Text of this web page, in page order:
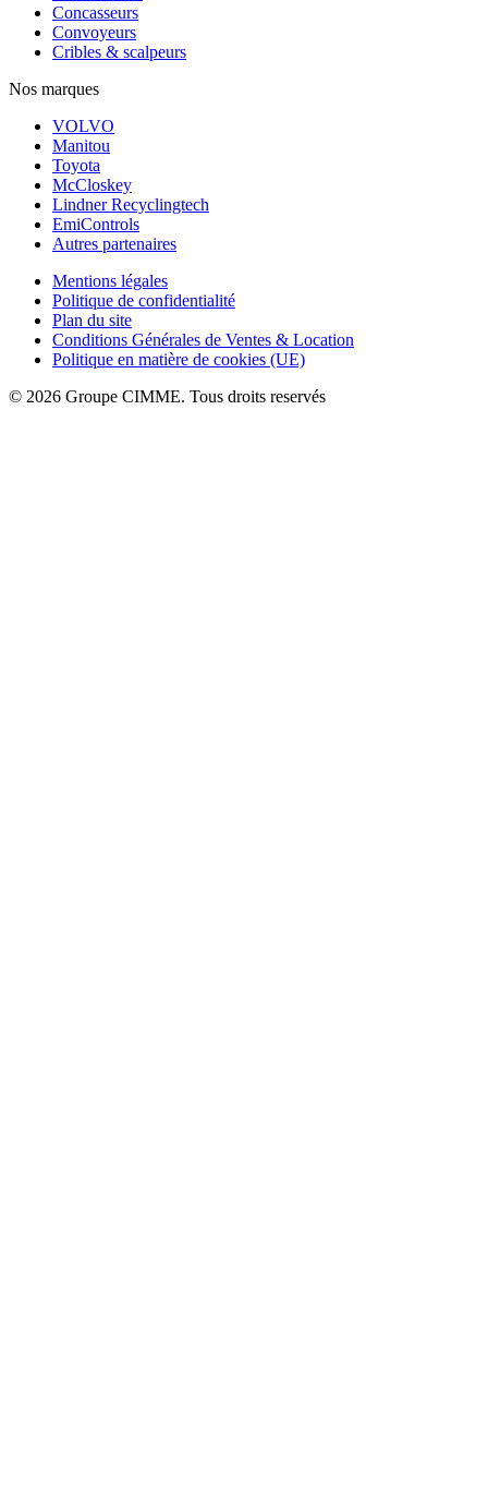
Concasseurs
Convoyeurs
Cribles & scalpeurs
Nos marques
VOLVO
Manitou
Toyota
McCloskey
Lindner Recyclingtech
EmiControls
Autres partenaires
Mentions légales
Politique de confidentialité
Plan du site
Conditions Générales de Ventes & Location
Politique en matière de cookies (UE)
© 2026 Groupe CIMME. Tous droits reservés